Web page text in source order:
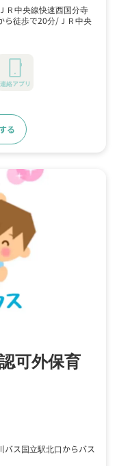
Ｒ中央線快速西国分寺
ら徒歩で20分
ＪＲ中央
徒歩で23分
連絡アプリ
る
可外保育
バス国立駅北口からバス